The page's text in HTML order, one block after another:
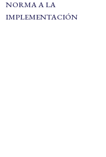
NORMA A LA
IMPLEMENTACIÓN